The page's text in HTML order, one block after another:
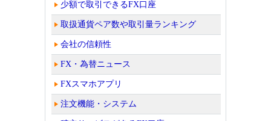
少額で取引できるFX口座
取扱通貨ペア数や取引量ランキング
会社の信頼性
FX・為替ニュース
FXスマホアプリ
注文機能・システム